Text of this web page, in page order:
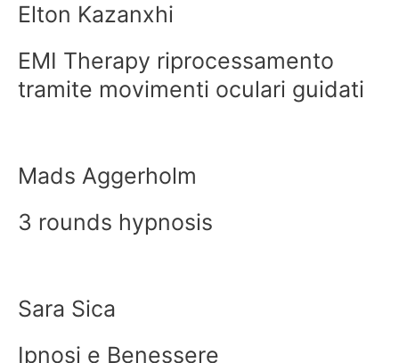
Elton Kazanxhi
EMI Therapy riprocessamento
tramite movimenti oculari guidati
Mads Aggerholm
3 rounds hypnosis
Sara Sica
Ipnosi e Benessere